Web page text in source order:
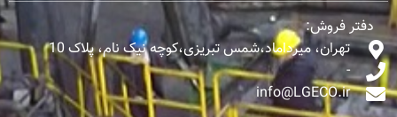
دفتر فروش:
تهران، میرداماد،شمس تبریزی،کوچه نیک نام، پلاک 10
-
info@LGECO.ir